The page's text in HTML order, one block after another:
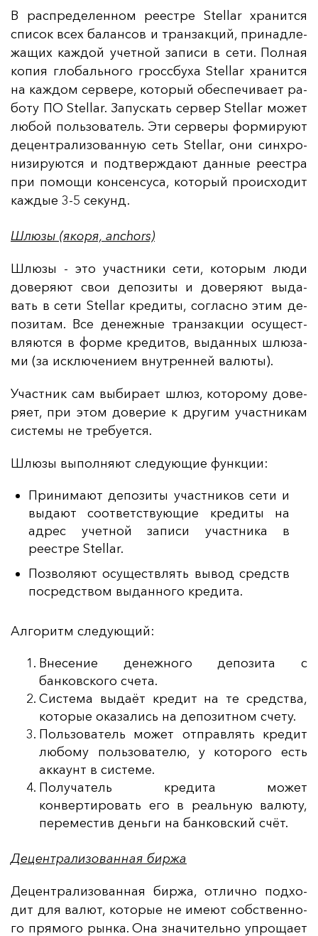
В рас­пре­де­лен­ном ре­ес­тре Stellar хра­нит­ся
спи­сок всех ба­лан­сов и тран­зак­ций, при­над­ле­
жа­щих каж­дой учет­ной за­пи­си в се­ти. Пол­ная
ко­пия гло­баль­но­го грос­сбу­ха Stellar хра­нит­ся
на каж­дом сер­ве­ре, ко­то­рый обес­пе­чи­ва­ет ра­
бо­ту ПО Stellar. За­пус­кать сер­вер Stellar мо­жет
лю­бой поль­зо­ва­тель. Эти сер­ве­ры фор­ми­ру­ют
де­цен­тра­ли­зо­ван­ную сеть Stellar, они син­хро­
ни­зи­ру­ют­ся и под­твер­жда­ют дан­ные ре­ес­тра
при по­мо­щи кон­сен­су­са, ко­то­рый про­ис­хо­дит
каж­дые 3-5 се­кунд.
Шлюзы (якоря, anchors)
Шлю­зы - это учас­тни­ки се­ти, ко­то­рым лю­ди
до­ве­ря­ют свои де­по­зи­ты и до­ве­ря­ют вы­да­
вать в се­ти Stellar кре­ди­ты, сог­лас­но этим де­
по­зи­там. Все де­неж­ные тран­зак­ции осу­щест­
вля­ют­ся в фор­ме кре­ди­тов, вы­дан­ных шлю­за­
ми (за ис­клю­че­ни­ем внут­рен­ней ва­лю­ты).
Учас­тник сам вы­би­ра­ет шлюз, ко­то­ро­му до­ве­
ря­ет, при этом до­ве­рие к дру­гим учас­тни­кам
сис­те­мы не тре­бу­ет­ся.
Шлю­зы вы­пол­ня­ют сле­ду­ющие фун­кции:
Принимают депозиты участников сети и
выдают соответствующие кредиты на
адрес учетной записи участника в
реестре Stellar.
Позволяют осуществлять вывод средств
посредством выданного кредита.
Ал­го­ритм сле­ду­ющий:
Внесение денежного депозита с
банковского счета.
Система выдаёт кредит на те средства,
которые оказались на депозитном счету.
Пользователь может отправлять кредит
любому пользователю, у которого есть
аккаунт в системе.
Получатель кредита может
конвертировать его в реальную валюту,
переместив деньги на банковский счёт.
Децентрализованная биржа
Де­цен­тра­ли­зо­ван­ная бир­жа, от­лич­но под­хо­
дит для ва­лют, ко­то­рые не име­ют собс­твен­но­
го пря­мо­го рын­ка. Она зна­чи­тель­но уп­ро­ща­ет